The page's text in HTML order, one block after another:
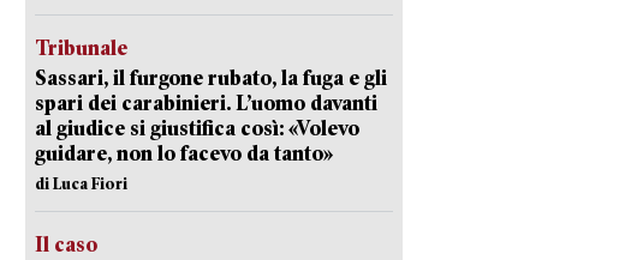
Tribunale
Sassari, il furgone rubato, la fuga e gli
spari dei carabinieri. L’uomo davanti
al giudice si giustifica così: «Volevo
guidare, non lo facevo da tanto»
di Luca Fiori
Il caso